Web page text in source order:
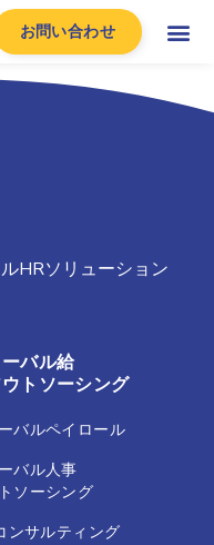
お問い合わせ
HRソリューション
バル給
トソーシング
バルペイロール
バル人事
ソーシング
ンサルティング